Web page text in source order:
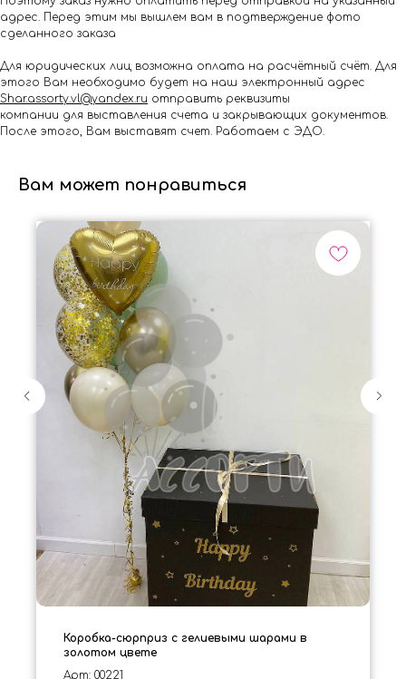
адрес. Перед этим мы вышлем вам в подтверждение фото
сделанного заказа
Для юридических лиц возможна оплата на расчётный счёт. Для
этого Вам необходимо будет на наш электронный адрес
Shar.assorty.vl@yandex.ru отправить реквизиты
компании для выставления счета и закрывающих документов.
После этого, Вам выставят счет. Работаем с ЭДО.
Вам может понравиться
Коробка-сюрприз с гелиевыми шарами в
золотом цвете
Арт: 00221